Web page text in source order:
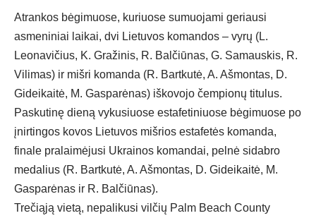
Atrankos bėgimuose, kuriuose sumuojami geriausi
asmeniniai laikai, dvi Lietuvos komandos – vyrų (L.
Leonavičius, K. Gražinis, R. Balčiūnas, G. Samauskis, R.
Vilimas) ir mišri komanda (R. Bartkutė, A. Ašmontas, D.
Gideikaitė, M. Gasparėnas) iškovojo čempionų titulus.
Paskutinę dieną vykusiuose estafetiniuose bėgimuose po
įnirtingos kovos Lietuvos mišrios estafetės komanda,
finale pralaimėjusi Ukrainos komandai, pelnė sidabro
medalius (R. Bartkutė, A. Ašmontas, D. Gideikaitė, M.
Gasparėnas ir R. Balčiūnas).
Trečiąją vietą, nepalikusi vilčių Palm Beach County